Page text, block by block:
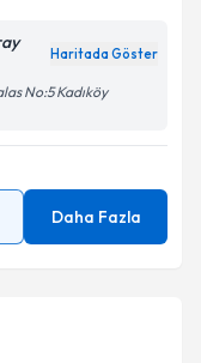
Haritada Göster
No:5 Kadıköy
Daha Fazla